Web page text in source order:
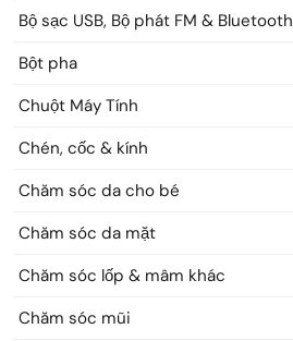
Bộ sạc USB, Bộ phát FM & Bluetooth
Bột pha
Chuột Máy Tính
Chén, cốc & kính
Chăm sóc da cho bé
Chăm sóc da mặt
Chăm sóc lốp & mâm khác
Chăm sóc mũi